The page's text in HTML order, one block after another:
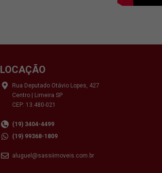
LOCAÇÃO
Rua Deputado Otávio Lopes, 427
Centro | Limeira SP
CEP: 13.480-021
(19) 3404-4499
(19) 99368-1809
aluguel@sassiimoveis.com.br